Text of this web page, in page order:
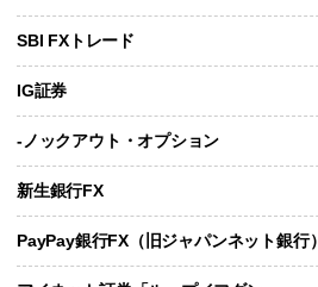
SBI FXトレード
IG証券
-ノックアウト・オプション
新生銀行FX
PayPay銀行FX（旧ジャパンネット銀行）